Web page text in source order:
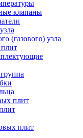
клапаны
(газового) узла
плит
плит
плит